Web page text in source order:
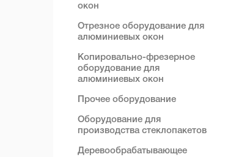
окон
Отрезное оборудование для
алюминиевых окон
Копировально-фрезерное
оборудование для
алюминиевых окон
Прочее оборудование
Оборудование для
производства стеклопакетов
Деревообрабатывающее